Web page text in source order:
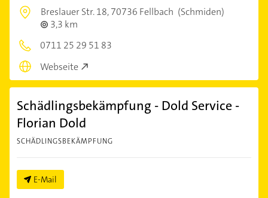
Breslauer Str. 18,70736 Fellbach (Schmiden)
3,3 km
0711 25 29 51 83
Webseite
Schädlingsbekämpfung - Dold Service -
Florian Dold
SCHÄDLINGSBEKÄMPFUNG
E-Mail